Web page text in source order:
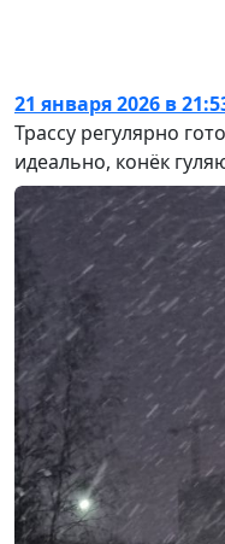
21 января 2026 в
Трассу регулярно
идеально, конёк